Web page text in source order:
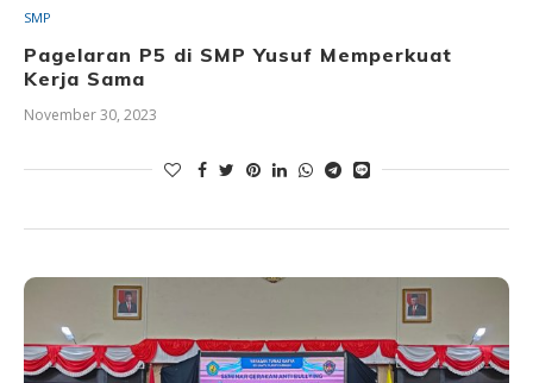
SMP
Pagelaran P5 di SMP Yusuf Memperkuat
Kerja Sama
November 30, 2023